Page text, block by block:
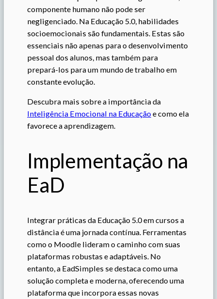
componente humano não pode ser
negligenciado. Na Educação 5.0, habilidades
socioemocionais são fundamentais. Estas são
essenciais não apenas para o desenvolvimento
pessoal dos alunos, mas também para
prepará-los para um mundo de trabalho em
constante evolução.
Descubra mais sobre a importância da
Inteligência Emocional na Educaçãoe como ela
favorece a aprendizagem.
Implementação na
EaD
Integrar práticas da Educação 5.0 em cursos a
distância é uma jornada contínua. Ferramentas
como o Moodle lideram o caminho com suas
plataformas robustas e adaptáveis. No
entanto, a EadSimples se destaca como uma
solução completa e moderna, oferecendo uma
plataforma que incorpora essas novas